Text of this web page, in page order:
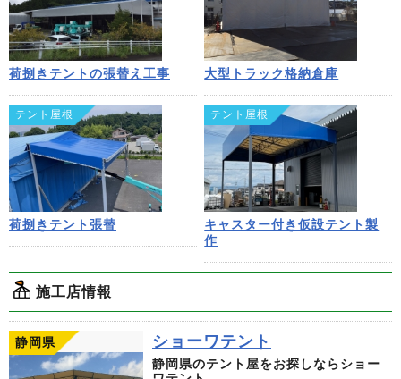
荷捌きテントの張替え工事 大型トラック格納倉庫
テント屋根
荷捌きテント張替
テント屋根
キャスター付き仮設テント製
作
施工店情報
静岡県 ショーワテント
静岡県のテント屋をお探しならショー